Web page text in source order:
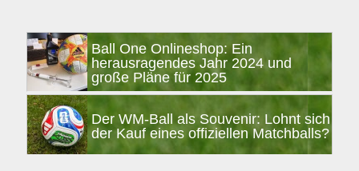
SeitenspalteBall One Onlineshop: Ein
herausragendes Jahr 2024 und
große Pläne für 2025
Der WM-Ball als Souvenir: Lohnt sich
der Kauf eines offiziellen Matchballs?